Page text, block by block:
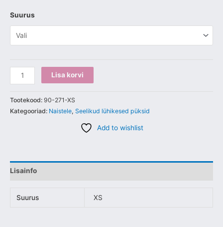
Suurus
Lisa korvi
Tootekood: 90-271-XS
Kategooriad: Naistele, Seelikud lühikesed püksid
Add to wishlist
Lisainfo
Suurus XS